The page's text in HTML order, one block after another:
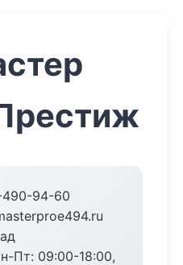
94-60
Пт: 09:00-18:00,